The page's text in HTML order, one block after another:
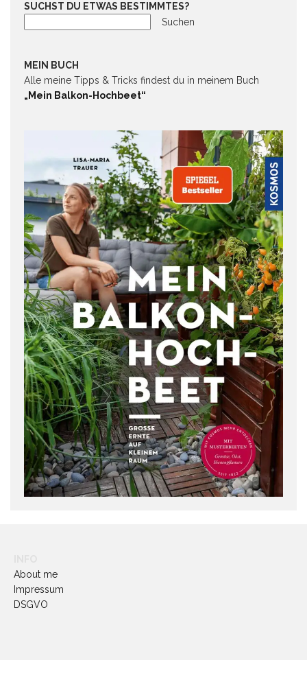
SUCHST DU ETWAS BESTIMMTES?
Suchen
MEIN BUCH
Alle meine Tipps & Tricks findest du in meinem Buch
„Mein Balkon-Hochbeet“
About me
Impressum
DSGVO